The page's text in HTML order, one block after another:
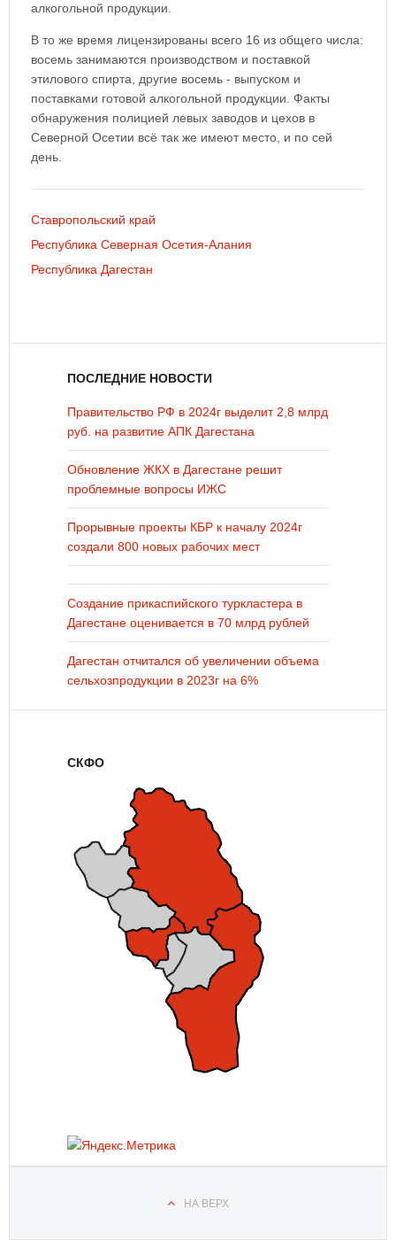
алкогольной продукции.
В то же время лицензированы всего 16 из общего числа:
восемь занимаются производством и поставкой
этилового спирта, другие восемь - выпуском и
поставками готовой алкогольной продукции. Факты
обнаружения полицией левых заводов и цехов в
Северной Осетии всё так же имеют место, и по сей
день.
Ставропольский край
Республика Северная Осетия-Алания
Республика Дагестан
ПОСЛЕДНИЕ НОВОСТИ
Правительство РФ в 2024г выделит 2,8 млрд
руб. на развитие АПК Дагестана
Обновление ЖКХ в Дагестане решит
проблемные вопросы ИЖС
Прорывные проекты КБР к началу 2024г
создали 800 новых рабочих мест
Создание прикаспийского туркластера в
Дагестане оценивается в 70 млрд рублей
Дагестан отчитался об увеличении объема
сельхозпродукции в 2023г на 6%
СКФО
НА ВЕРХ